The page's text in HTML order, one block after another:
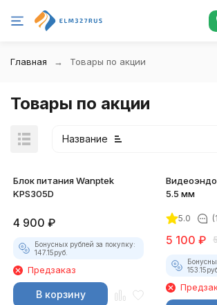
Главная Товары по акции
Товары по акции
Название
Блок питания Wanptek
KPS305D
4 900 ₽
Бонусных рублей за покупку:
147.15руб.
Предзаказ
В корзину
5.5 мм
5.0
5 100 ₽
153.15